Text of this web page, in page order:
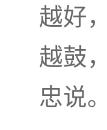
越好
越鼓
忠说。